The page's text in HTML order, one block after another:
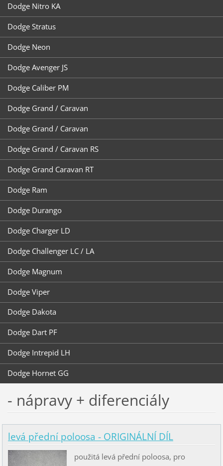
Dodge Nitro KA
Dodge Stratus
Dodge Neon
Dodge Avenger JS
Dodge Caliber PM
Dodge Grand / Caravan
Dodge Grand / Caravan
Dodge Grand / Caravan RS
Dodge Grand Caravan RT
Dodge Ram
Dodge Durango
Dodge Charger LD
Dodge Challenger LC / LA
Dodge Magnum
Dodge Viper
Dodge Dakota
Dodge Dart PF
Dodge Intrepid LH
Dodge Hornet GG
- nápravy + diferenciály
levá přední poloosa - ORIGINÁLNÍ DÍL
použitá levá přední poloosa, pro